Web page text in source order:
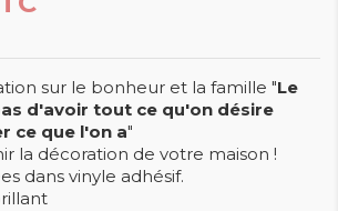
sur le bonheur et la famille "Le
d'avoir tout ce qu'on désire
ce que l'on a"
la décoration de votre maison !
dans vinyle adhésif.